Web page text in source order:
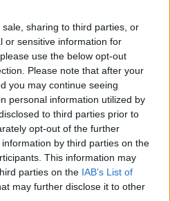
sharing to third parties, or
or sensitive information for
use the below opt-out
Please note that after your
you may continue seeing
personal information utilized by
to third parties prior to
opt-out of the further
by third parties on the
This information may
parties on the IAB’s List of
may further disclose it to other
SÁNDOR ÉS KÁSLER
IS AZ VAGYOK
megcsillanni a képernyőn.
BUZIZÁS HELYETT
ALAPOKRA HELYEZIK A
ÉS AZ
már az óvodákat járják az LMBTQ